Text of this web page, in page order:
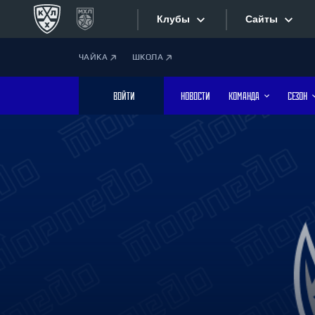
Клубы
Дивизион Боброва
Лада
Сайты
Фотобанк
ЧАЙКА ШКОЛА
ВОЙТИ НОВОСТИ КОМАНДА СЕЗОН